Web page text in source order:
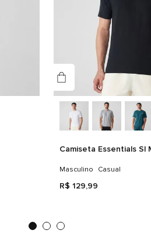
Camiseta Essentials Sl
Masculino Casual
R$ 129,99